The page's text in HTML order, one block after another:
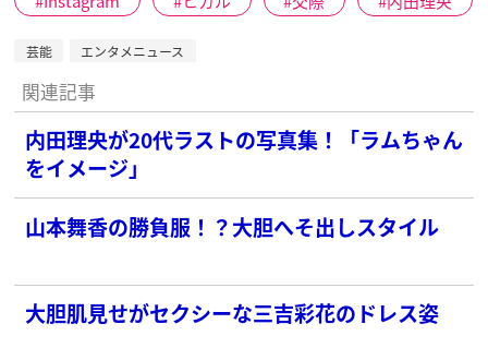
芸能 エンタメニュース
関連記事
内田理央が20代ラストの写真集！「ラムちゃん
をイメージ」
山本舞香の勝負服！？大胆へそ出しスタイル
大胆肌見せがセクシーな三吉彩花のドレス姿